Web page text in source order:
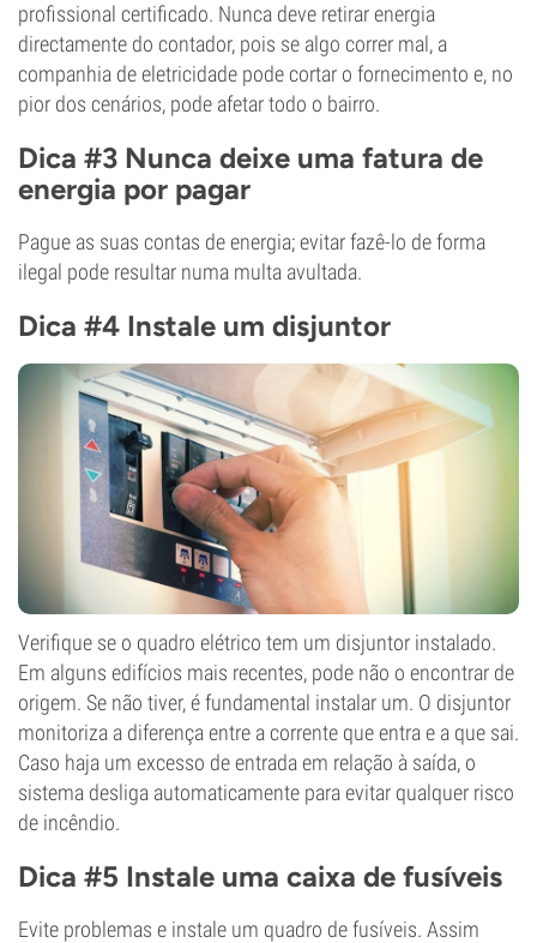
profissional certificado. Nunca deve retirar energia
directamente do contador, pois se algo correr mal, a
companhia de eletricidade pode cortar o fornecimento e, no
pior dos cenários, pode afetar todo o bairro.
Dica #3 Nunca deixe uma fatura de
energia por pagar
Pague as suas contas de energia; evitar fazê-lo de forma
ilegal pode resultar numa multa avultada.
Dica #4 Instale um disjuntor
Verifique se o quadro elétrico tem um disjuntor instalado.
Em alguns edifícios mais recentes, pode não o encontrar de
origem. Se não tiver, é fundamental instalar um. O disjuntor
monitoriza a diferença entre a corrente que entra e a que sai.
Caso haja um excesso de entrada em relação à saída, o
sistema desliga automaticamente para evitar qualquer risco
de incêndio.
Dica #5 Instale uma caixa de fusíveis
Evite problemas e instale um quadro de fusíveis. Assim